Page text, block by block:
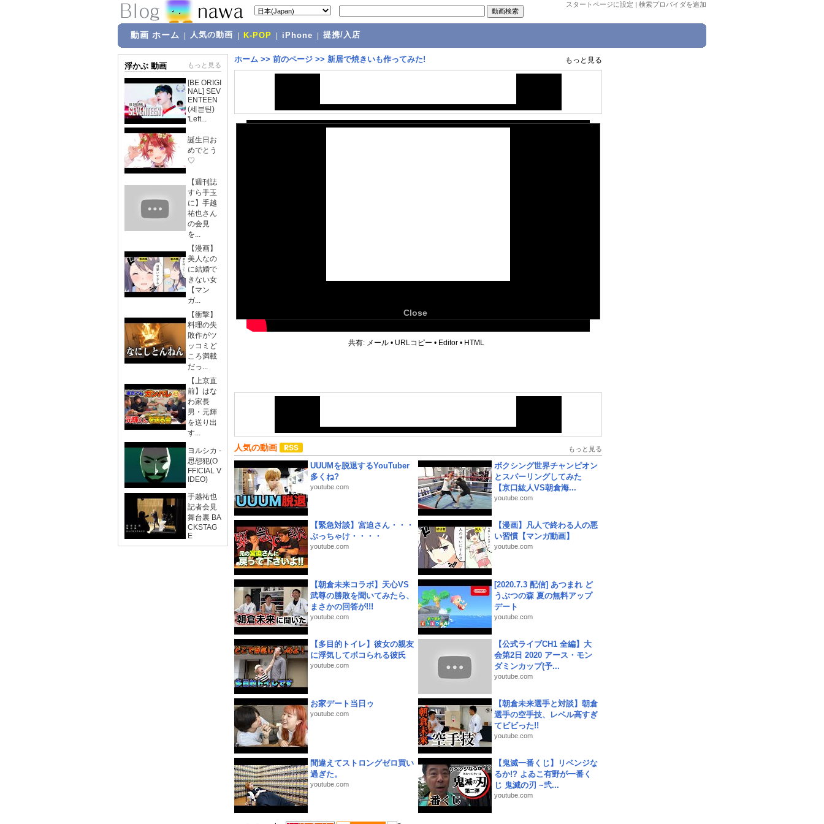
スタートページに設定 | 検索プロバイダを追加
動画 ホーム 人気の動画 K-POP iPhone 提携/入店
浮かぶ 動画 もっと見る
[BE ORIGI
NAL] SEV
ENTEEN
(세븐틴)
'Left...
誕生日お
めでとう
♡
【週刊誌
すら手玉
に】手越
祐也さん
の会見
を...
【漫画】
美人なの
に結婚で
きない女
【マン
ガ...
【衝撃】
料理の失
敗作がツ
ッコミど
ころ満載
だっ...
【上京直
前】はな
わ家長
男・元輝
を送り出
す...
ヨルシカ -
思想犯(O
FFICIAL V
IDEO)
手越祐也
記者会見
舞台裏 BA
CKSTAG
E
ホーム >> 前のページ >> 新居で焼きいも作ってみた! もっと見る
Close
共有: メール • URLコピー • Editor • HTML
人気の動画 もっと見る
UUUMを脱退するYouTuber
多くね?
youtube.com
ボクシング世界チャンピオン
とスパーリングしてみた
【京口紘人VS朝倉海...
youtube.com
【緊急対談】宮迫さん・・・
ぶっちゃけ・・・・
youtube.com
【漫画】凡人で終わる人の悪
い習慣【マンガ動画】
youtube.com
【朝倉未来コラボ】天心VS
武尊の勝敗を聞いてみたら、
まさかの回答が!!!
youtube.com
[2020.7.3 配信] あつまれ ど
うぶつの森 夏の無料アップ
デート
youtube.com
【多目的トイレ】彼女の親友
に浮気してボコられる彼氏
youtube.com
【公式ライブCH1 全編】大
会第2日 2020 アース・モン
ダミンカップ(予...
youtube.com
お家デート当日ゥ
youtube.com
【朝倉未来選手と対談】朝倉
選手の空手技、レベル高すぎ
てビビった!!
youtube.com
間違えてストロングゼロ買い
過ぎた。
youtube.com
【鬼滅一番くじ】リベンジな
るか!? よゐこ有野が一番く
じ 鬼滅の刃 ~弐...
youtube.com